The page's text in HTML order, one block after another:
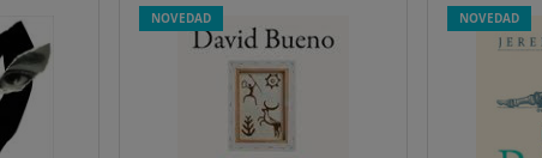
NOVEDAD NOVEDAD